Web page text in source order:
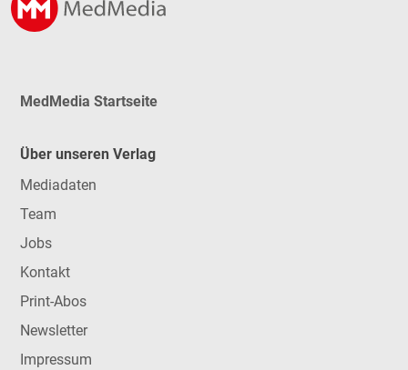
MedMedia Startseite
Über unseren Verlag
Mediadaten
Team
Jobs
Kontakt
Print-Abos
Newsletter
Impressum